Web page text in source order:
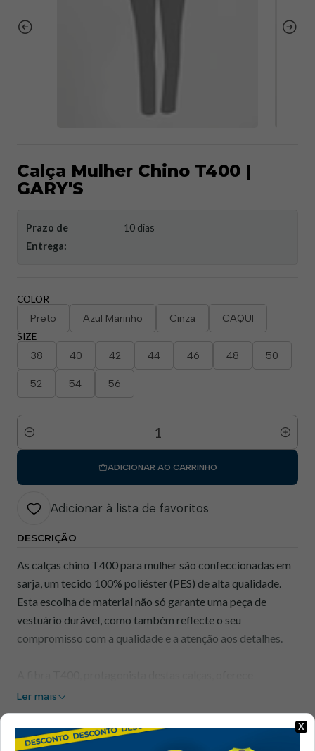
Calça Mulher Chino T400 |
GARY'S
Prazo de
Entrega:
10 dias
COLOR
Preto Azul Marinho Cinza CAQUI
SIZE
38 40 42 44 46 48 50
52 54 56
Quantidade
ADICIONAR AO CARRINHO
Adicionar à lista de favoritos
DESCRIÇÃO
As calças chino T400 para mulher são confeccionadas em
sarja, um tecido 100% poliéster (PES) de alta qualidade.
Esta escolha de material não só garante uma peça de
vestuário durável, como também reflecte o seu
compromisso com a qualidade e a atenção aos detalhes.
propriedades de resistência aos vincos. Isto significa que o
seu vestuário estará impecável durante todo o dia de
trabalho, permitindo-lhe concentrar-se no que é mais
importante.
Ler mais
Mostrar stock das localizações
X